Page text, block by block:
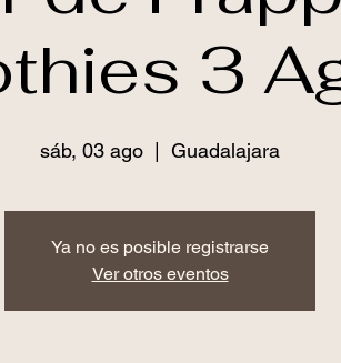
3
sáb, 03 ago
  |
Guadalajara
Ya no es posible registrarse
Ver otros eventos